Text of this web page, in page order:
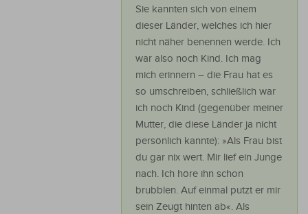
Sie kannten sich von einem
dieser Länder, welches ich hier
nicht näher benennen werde. Ich
war also noch Kind. Ich mag
mich erinnern – die Frau hat es
so umschreiben, schließlich war
ich noch Kind (gegenüber meiner
Mutter, die diese Länder ja nicht
persönlich kannte): »Als Frau bist
du gar nix wert. Mir lief ein Junge
nach. Ich höre ihn schon
brubblen. Auf einmal putzt er mir
sein Zeugt hinten ab«. Als